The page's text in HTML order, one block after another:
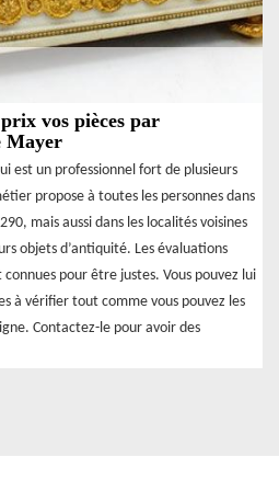
vos pièces par
Mayer
est un professionnel fort de plusieurs
propose à toutes les personnes dans
mais aussi dans les localités voisines
objets d’antiquité. Les évaluations
pour être justes. Vous pouvez lui
à vérifier tout comme vous pouvez les
Contactez-le pour avoir des